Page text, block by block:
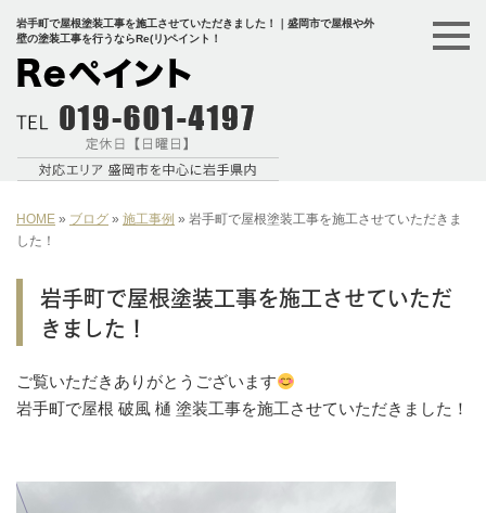
岩手町で屋根塗装工事を施工させていただきました！｜盛岡市で屋根や外
壁の塗装工事を行うならRe(リ)ペイント！
HOME » ブログ » 施工事例 » 岩手町で屋根塗装工事を施工させていただきま
した！
岩手町で屋根塗装工事を施工させていただ
きました！
ご覧いただきありがとうございます
岩手町で屋根 破風 樋 塗装工事を施工させていただきました！